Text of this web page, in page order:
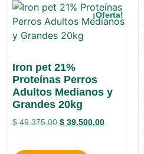
¡Oferta!
Iron pet 21%
Proteínas Perros
Adultos Medianos y
Grandes 20kg
$49.375,00 $ 39.500,00